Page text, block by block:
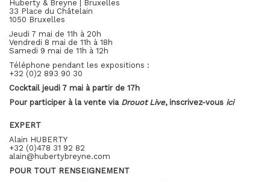
Huberty & Breyne | Bruxelles
33 Place du Châtelain
1050 Bruxelles
Jeudi 7 mai de 11h à 20h
Vendredi 8 mai de 11h à 18h
Samedi 9 mai de 11h à 12h
Téléphone pendant les expositions :
+32 (0)2 893 90 30
Cocktail jeudi 7 mai à partir de 17h
Pour participer à la vente via Drouot Live, inscrivez-vous ici
EXPERT
Alain HUBERTY
+32 (0)478 31 92 82
alain@hubertybreyne.com
POUR TOUT RENSEIGNEMENT